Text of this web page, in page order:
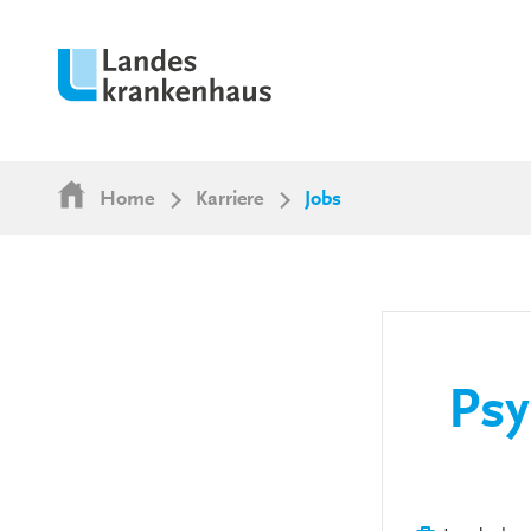
Home Karriere Jobs